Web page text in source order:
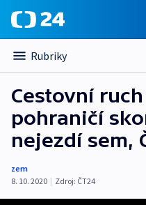
Rubriky
Cestovní
pohraničí
nejezdí sem,
zem
8. 10. 2020 | Zdroj: ČT24